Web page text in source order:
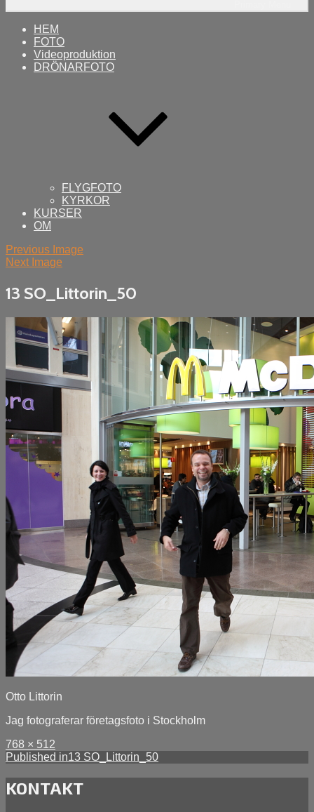
HEM
FOTO
Videoproduktion
DRÖNARFOTO
FLYGFOTO
KYRKOR
KURSER
OM
Previous Image
Next Image
13 SO_Littorin_50
Otto Littorin
Jag fotograferar företagsfoto i Stockholm
Posted
on
17,
2014april
Full
size
768 × 512
Inläggsnavigering
Published in13 SO_Littorin_50
KONTAKT